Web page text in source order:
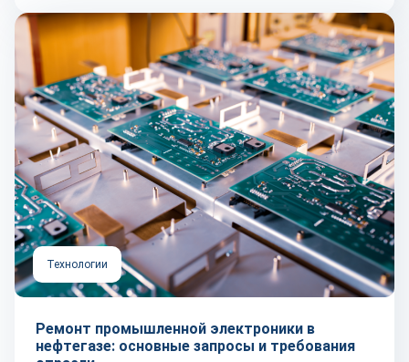
Технологии
Ремонт промышленной электроники в
нефтегазе: основные запросы и требования